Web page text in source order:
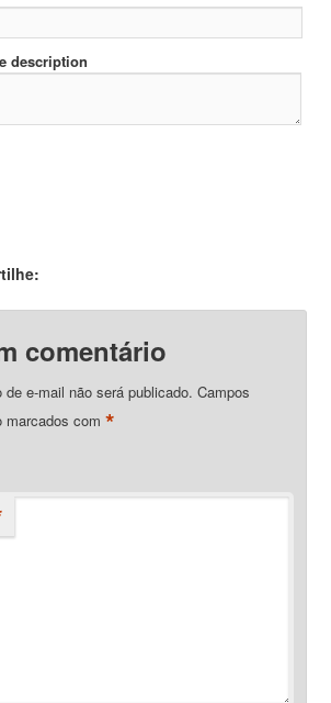
description
comentário
de e-mail não será publicado. Campos
marcados com*